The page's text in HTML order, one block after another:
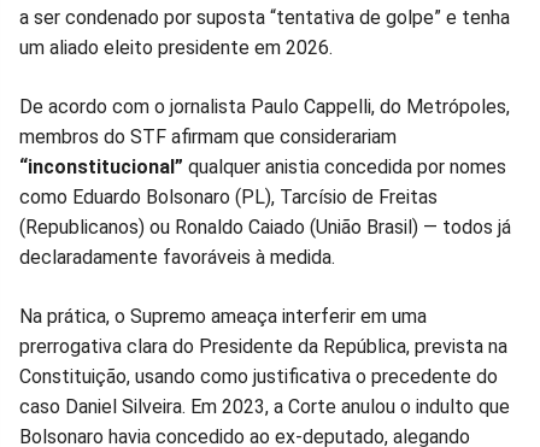
a ser condenado por suposta “tentativa de golpe” e tenha
um aliado eleito presidente em 2026.
De acordo com o jornalista Paulo Cappelli, do Metrópoles,
membros do STF afirmam que considerariam
“inconstitucional” qualquer anistia concedida por nomes
como Eduardo Bolsonaro (PL), Tarcísio de Freitas
(Republicanos) ou Ronaldo Caiado (União Brasil) — todos já
declaradamente favoráveis à medida.
Na prática, o Supremo ameaça interferir em uma
prerrogativa clara do Presidente da República, prevista na
Constituição, usando como justificativa o precedente do
caso Daniel Silveira. Em 2023, a Corte anulou o indulto que
Bolsonaro havia concedido ao ex-deputado, alegando